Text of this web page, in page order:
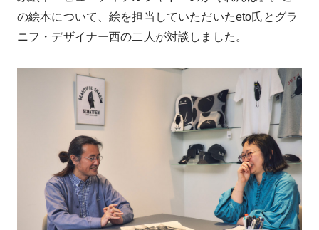
の絵本について、絵を担当していただいたeto氏とグラ
ニフ・デザイナー西の二人が対談しました。